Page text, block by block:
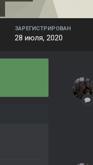
ЗАРЕГИСТРИРОВАН
28 июля, 2020